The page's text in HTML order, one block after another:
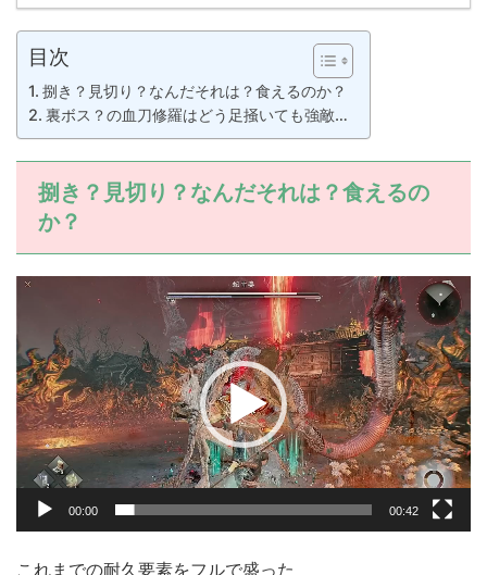
目次
捌き？見切り？なんだそれは？食えるのか？
裏ボス？の血刀修羅はどう足掻いても強敵…
捌き？見切り？なんだそれは？食えるの
か？
動
プ
レ
ー
ヤ
ー
00:00 00:42
これまでの耐久要素をフルで盛った